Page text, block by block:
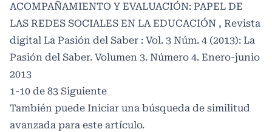
ACOMPAÑAMIENTO Y EVALUACIÓN: PAPEL DE
LAS REDES SOCIALES EN LA EDUCACIÓN , Revista
digital La Pasión del Saber : Vol. 3 Núm. 4 (2013): La
Pasión del Saber. Volumen 3. Número 4. Enero-junio
2013
1-10 de 83 Siguiente
También puede Iniciar una búsqueda de similitud
avanzada para este artículo.